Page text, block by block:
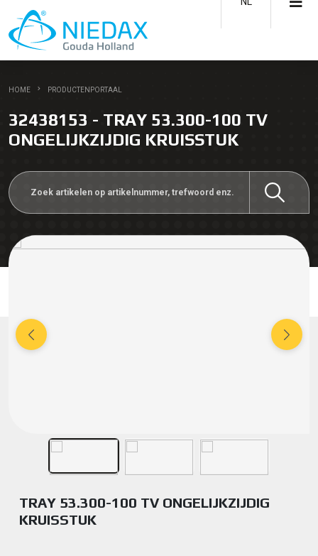
HOME PRODUCTENPORTAAL
32438153 - TRAY 53.300-100 TV
ONGELIJKZIJDIG KRUISSTUK
TRAY 53.300-100 TV ONGELIJKZIJDIG
KRUISSTUK